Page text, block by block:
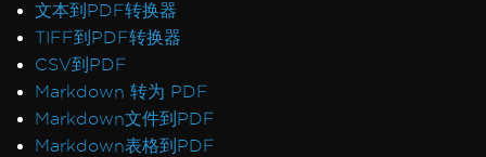
文本到PDF转换器
TIFF到PDF转换器
CSV到PDF
Markdown 转为 PDF
Markdown文件到PDF
Markdown表格到PDF